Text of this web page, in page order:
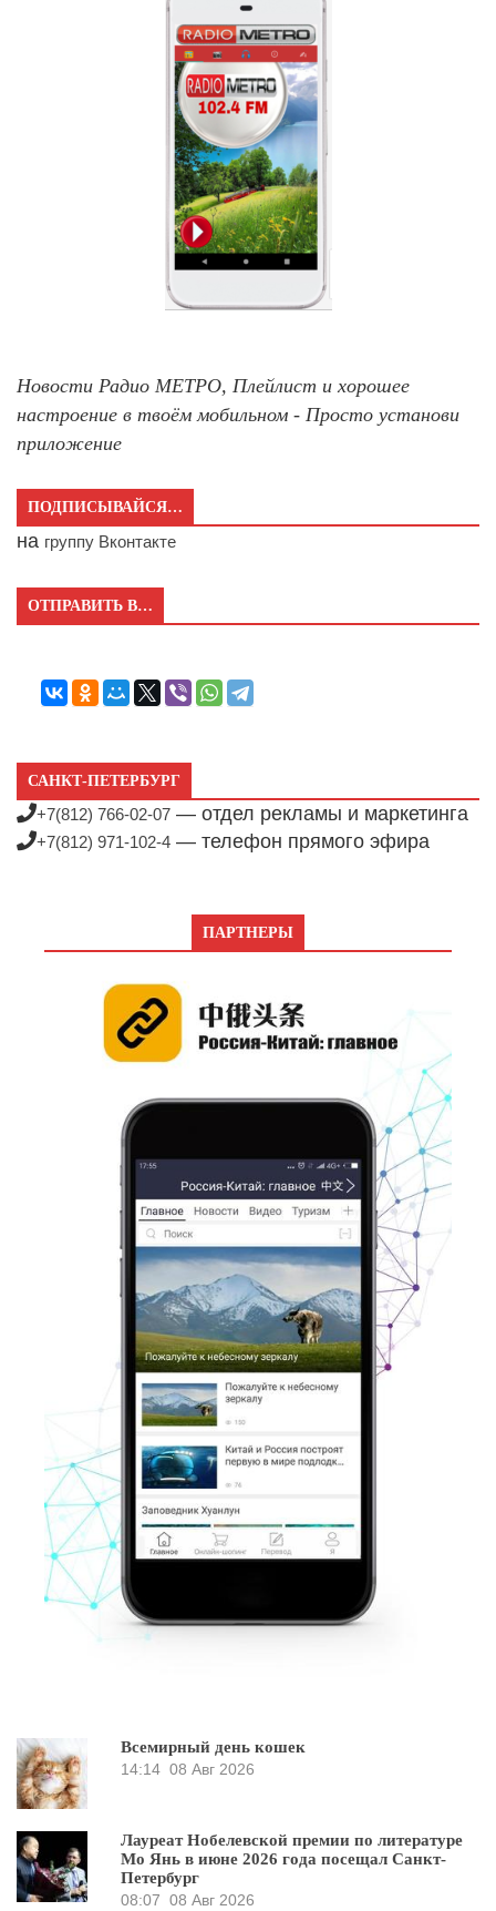
Новости Радио МЕТРО, Плейлист и хорошее
настроение в твоём мобильном - Просто установи
приложение
ПОДПИСЫВАЙСЯ…
на группу Вконтакте
ОТПРАВИТЬ В…
САНКТ-ПЕТЕРБУРГ
+7(812) 766-02-07 — отдел рекламы и маркетинга
+7(812) 971-102-4 — телефон прямого эфира
ПАРТНЕРЫ
Всемирный день кошек
14:14 08 Авг 2026
Лауреат Нобелевской премии по литературе
Мо Янь в июне 2026 года посещал Санкт-
Петербург
08:07 08 Авг 2026